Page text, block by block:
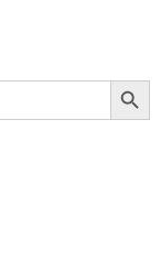
Botón de